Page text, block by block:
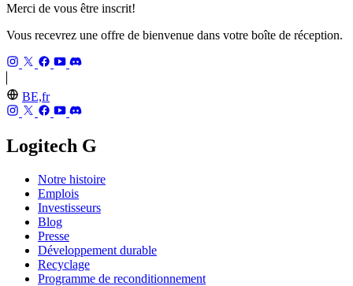
Merci de vous être inscrit!
Vous recevrez une offre de bienvenue dans votre boîte de réception.
BE,fr
Logitech G
Notre histoire
Emplois
Investisseurs
Blog
Presse
Développement durable
Recyclage
Programme de reconditionnement